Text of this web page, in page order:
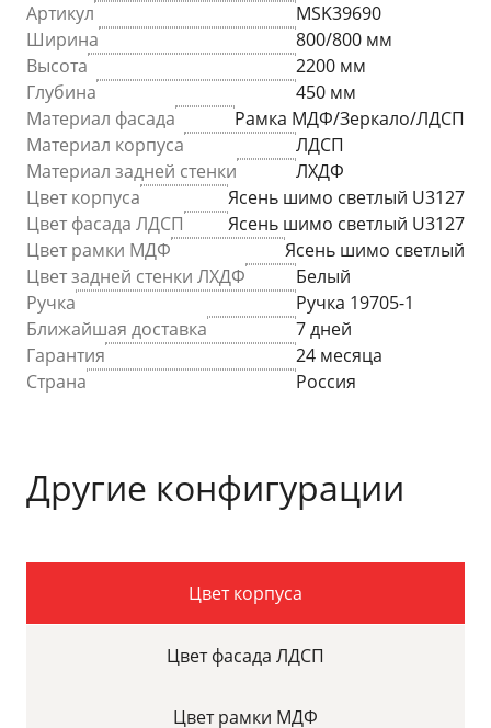
Артикул
MSK39690
Ширина
800/800 мм
Высота
2200 мм
Глубина
450 мм
Материал фасада
Рамка МДФ/Зеркало/ЛДСП
Материал корпуса
ЛДСП
Материал задней стенки
ЛХДФ
Цвет корпуса
Ясень шимо светлый U3127
Цвет фасада ЛДСП
Ясень шимо светлый U3127
Цвет рамки МДФ
Ясень шимо светлый
Цвет задней стенки ЛХДФ
Белый
Ручка
Ручка 19705-1
Ближайшая доставка
7 дней
Гарантия
24 месяца
Страна
Россия
Другие конфигурации
Цвет корпуса
Цвет фасада ЛДСП
Цвет рамки МДФ